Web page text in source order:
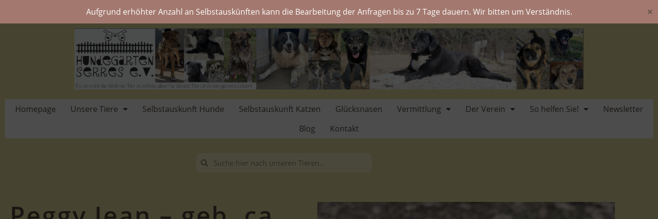
Aufgrund erhöhter Anzahl an Selbstauskünften kann die Bearbeitung der Anfragen bis zu 7 Tage dauern. Wir bitten um Verständnis. ✕
Homepage Unsere Tiere Selbstauskunft Hunde Selbstauskunft Katzen Glücksnasen Vermittlung Der Verein So helfen Sie!
Newsletter
Blog
Kontakt